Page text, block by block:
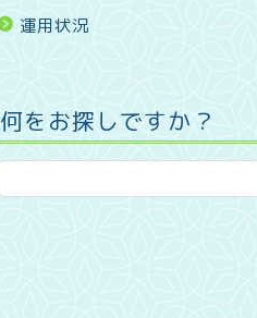
運用状況
何をお探しですか？